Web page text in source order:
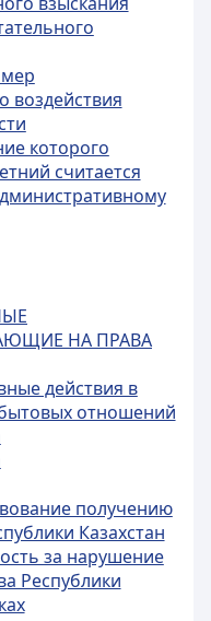
воздействия
которого
считается
НА ПРАВА
действия в
отношений
получению
Казахстан
за нарушение
Республики